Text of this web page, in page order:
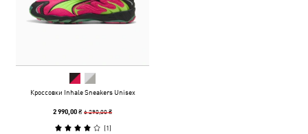
Кроссовки Inhale Sneakers Unisex
2 990,00 ₴6 290,00 ₴
(1)